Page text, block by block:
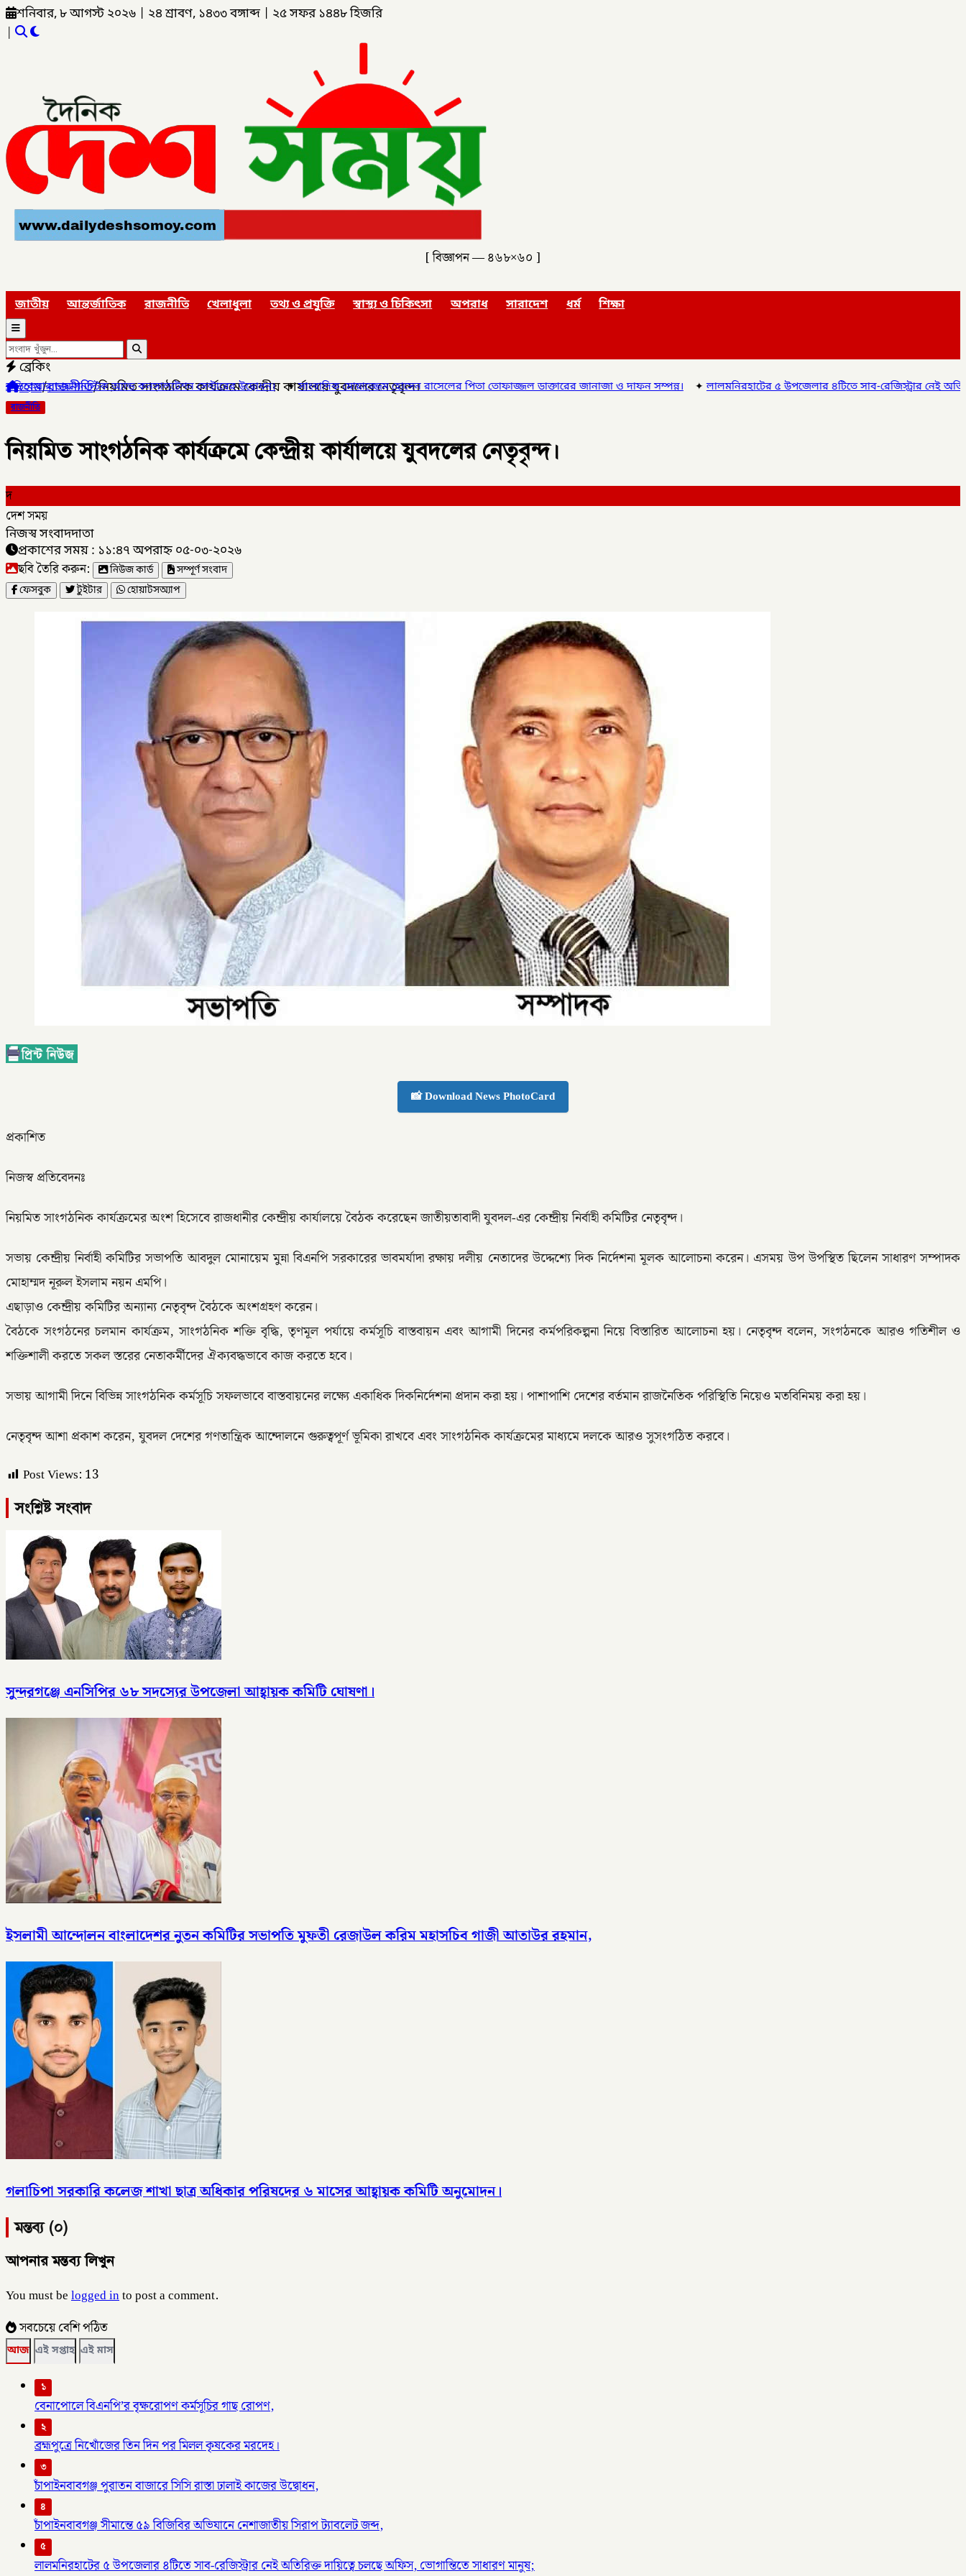
শনিবার, ৮ আগস্ট ২০২৬ ২৪ শ্রাবণ, ১৪৩৩ বঙ্গাব্দ ২৫ সফর ১৪৪৮ হিজরি
|
[ বিজ্ঞাপন — ৪৬৮×৬০ ]
জাতীয় আন্তর্জাতিক রাজনীতি খেলাধুলা তথ্য ও প্রযুক্তি স্বাস্থ্য ও চিকিৎসা অপরাধ সারাদেশ ধর্ম শিক্ষা
ব্রেকিং
অ্যান্ড কনসালটেশন সেন্টারের উদ্বোধন।✦সাংবাদিক মোয়াজ্জেম হোসেন রাসেলের পিতা তোফাজ্জল ডাক্তারের জানাজা ও দাফন সম্পন্ন।✦লালমনিরহাটের ৫ উপজেলার ৪টিতে সাব-রেজিস্ট্রার নেই অতিরিক্ত দায়িত্বে
হোম/রাজনীতি/নিয়মিত সাংগঠনিক কার্যক্রমে কেন্দ্রীয় কার্যালয়ে যুবদলের নেতৃবৃন্দ।
রাজনীতি
নিয়মিত সাংগঠনিক কার্যক্রমে কেন্দ্রীয় কার্যালয়ে যুবদলের নেতৃবৃন্দ।
দ
দেশ সময়
নিজস্ব সংবাদদাতা
প্রকাশের সময় : ১১:৪৭ অপরাহ্ন ০৫-০৩-২০২৬
ছবি তৈরি করুন: নিউজ কার্ড
সম্পূর্ণ সংবাদ
ফেসবুক
টুইটার হোয়াটসঅ্যাপ
📸 Download News PhotoCard
প্রকাশিত
নিজস্ব প্রতিবেদনঃ
নিয়মিত সাংগঠনিক কার্যক্রমের অংশ হিসেবে রাজধানীর কেন্দ্রীয় কার্যালয়ে বৈঠক করেছেন জাতীয়তাবাদী যুবদল-এর কেন্দ্রীয় নির্বাহী কমিটির নেতৃবৃন্দ।
সভায় কেন্দ্রীয় নির্বাহী কমিটির সভাপতি আবদুল মোনায়েম মুন্না বিএনপি সরকারের ভাবমর্যাদা রক্ষায় দলীয় নেতাদের উদ্দেশ্যে দিক নির্দেশনা মূলক আলোচনা করেন। এসময় উপ উপস্থিত ছিলেন সাধারণ সম্পাদক
মোহাম্মদ নূরুল ইসলাম নয়ন এমপি।
এছাড়াও কেন্দ্রীয় কমিটির অন্যান্য নেতৃবৃন্দ বৈঠকে অংশগ্রহণ করেন।
বৈঠকে সংগঠনের চলমান কার্যক্রম, সাংগঠনিক শক্তি বৃদ্ধি, তৃণমূল পর্যায়ে কর্মসূচি বাস্তবায়ন এবং আগামী দিনের কর্মপরিকল্পনা নিয়ে বিস্তারিত আলোচনা হয়। নেতৃবৃন্দ বলেন, সংগঠনকে আরও গতিশীল ও
শক্তিশালী করতে সকল স্তরের নেতাকর্মীদের ঐক্যবদ্ধভাবে কাজ করতে হবে।
সভায় আগামী দিনে বিভিন্ন সাংগঠনিক কর্মসূচি সফলভাবে বাস্তবায়নের লক্ষ্যে একাধিক দিকনির্দেশনা প্রদান করা হয়। পাশাপাশি দেশের বর্তমান রাজনৈতিক পরিস্থিতি নিয়েও মতবিনিময় করা হয়।
নেতৃবৃন্দ আশা প্রকাশ করেন, যুবদল দেশের গণতান্ত্রিক আন্দোলনে গুরুত্বপূর্ণ ভূমিকা রাখবে এবং সাংগঠনিক কার্যক্রমের মাধ্যমে দলকে আরও সুসংগঠিত করবে।
Post Views: 13
সংশ্লিষ্ট সংবাদ
সুন্দরগঞ্জে এনসিপির ৬৮ সদস্যের উপজেলা আহ্বায়ক কমিটি ঘোষণা।
ইসলামী আন্দোলন বাংলাদেশর নুতন কমিটির সভাপতি মুফতী রেজাউল করিম মহাসচিব গাজী আতাউর রহমান,
গলাচিপা সরকারি কলেজ শাখা ছাত্র অধিকার পরিষদের ৬ মাসের আহ্বায়ক কমিটি অনুমোদন।
মন্তব্য (০)
আপনার মন্তব্য লিখুন
You must belogged into post a comment.
সবচেয়ে বেশি পঠিত
আজ এই সপ্তাহ এই মাস
১
বেনাপোলে বিএনপি’র বৃক্ষরোপণ কর্মসূচির গাছ রোপণ,
২
ব্রহ্মপুত্রে নিখোঁজের তিন দিন পর মিলল কৃষকের মরদেহ।
৩
চাঁপাইনবাবগঞ্জ পুরাতন বাজারে সিসি রাস্তা ঢালাই কাজের উদ্বোধন,
৪
চাঁপাইনবাবগঞ্জ সীমান্তে ৫৯ বিজিবির অভিযানে নেশাজাতীয় সিরাপ ট্যাবলেট জব্দ,
৫
লালমনিরহাটের ৫ উপজেলার ৪টিতে সাব-রেজিস্ট্রার নেই অতিরিক্ত দায়িত্বে চলছে অফিস, ভোগান্তিতে সাধারণ মানুষ;